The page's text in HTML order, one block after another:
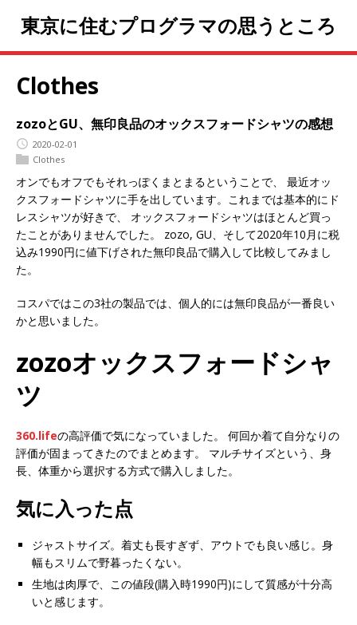
東京に住むプログラマの思うところ
Clothes
zozoとGU、無印良品のオックスフォードシャツの感想
2020-02-01
Clothes
オンでもオフでもそれっぽくまとまるということで、 最近オッ
クスフォードシャツに手を出しています。これまでは基本的にド
レスシャツが好きで、 オックスフォードシャツはほとんど買っ
たことがありませんでした。 zozo, GU、そして2020年10月に税
込み1990円に値下げされた無印良品で購入して比較してみまし
た。
コスパではこの3社の製品では、個人的には無印良品が一番良い
かと思いました。
zozoオックスフォードシャ
ツ
360.lifeの高評価で気になっていました。 何回か着て自分なりの
評価が固まってきたのでまとめます。 マルチサイズという、身
長、体重から選択する方式で購入しました。
気に入った点
ジャストサイズ。着丈も長すぎず、アウトでも良い感じ。身
幅もスリムで野暮ったくない。
生地は肉厚で、この値段(購入時1990円)にして質感が十分高
いと感じます。